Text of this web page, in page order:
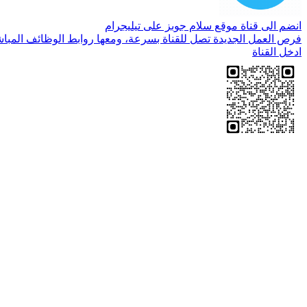
انضم الى قناة موقع سلام جوبز على تيليجرام
فرص العمل الجديدة تصل للقناة بسرعة، ومعها روابط الوظائف
ادخل القناة